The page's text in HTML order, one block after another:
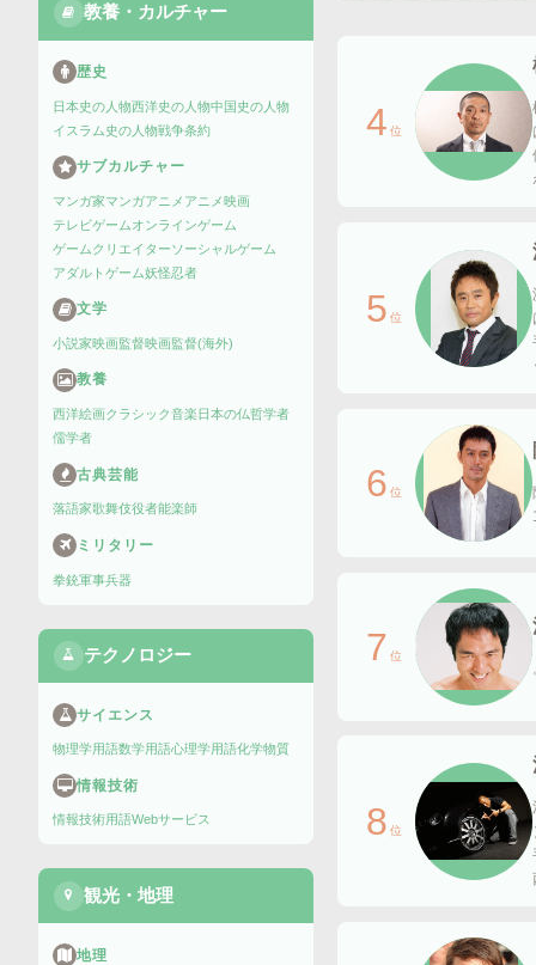
教養・カルチャー
歴史
日本史の人物西洋史の人物中国史の人物
イスラム史の人物戦争条約
サブカルチャー
マンガ家マンガアニメ アニメ映画
テレビゲームオンラインゲーム
ゲームクリエイターソーシャルゲーム
アダルトゲーム妖怪忍者
文学
小説家映画監督映画監督(海外)
教養
西洋絵画クラシック音楽 日本の仏哲学者
儒学者
古典芸能
落語家歌舞伎役者能楽師
ミリタリー
拳銃軍事兵器
テクノロジー
サイエンス
物理学用語数学用語心理学用語化学物質
情報技術
情報技術用語Webサービス
観光・地理
地理
4 位
5 位
6 位
7 位
8 位